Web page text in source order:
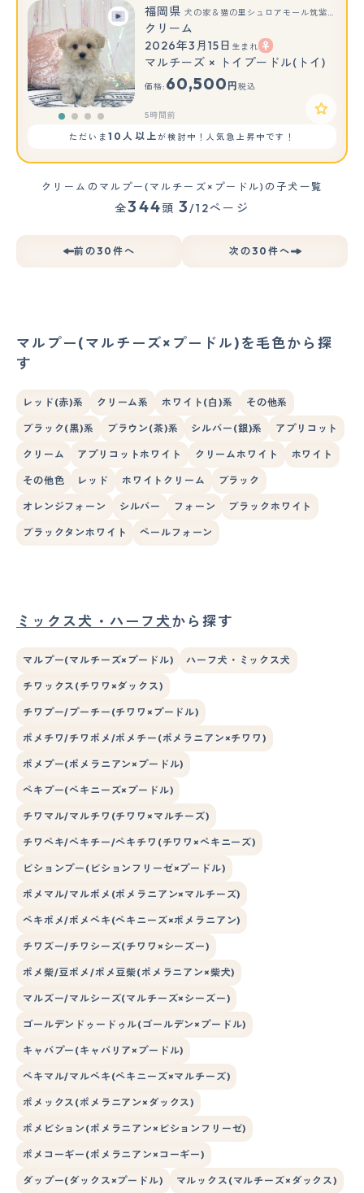
福岡県 犬の家＆猫の里シュロアモール筑紫野店
クリーム
2026年3月15日 生まれ
マルチーズ × トイプードル(トイ)
価格: 60,500 円 税込
5時間前
ただいま10人以上が検討中！人気急上昇中です！
クリームのマルプー(マルチーズ×プードル)の子犬一覧
全344頭 3/12ページ
前の30件へ 次の30件へ
マルプー(マルチーズ×プードル)を毛色から探
す
レッド(赤)系 クリーム系 ホワイト(白)系 その他系
ブラック(黒)系 ブラウン(茶)系 シルバー(銀)系 アプリコット
クリーム アプリコットホワイト クリームホワイト ホワイト
その他色 レッド ホワイトクリーム ブラック
オレンジフォーン シルバー フォーン ブラックホワイト
ブラックタンホワイト ペールフォーン
ミックス犬・ハーフ犬から探す
マルプー(マルチーズ×プードル) ハーフ犬・ミックス犬
チワックス(チワワ×ダックス)
チワプー/プーチー(チワワ×プードル)
ポメチワ/チワポメ/ポメチー(ポメラニアン×チワワ)
ポメプー(ポメラニアン×プードル)
ペキプー(ペキニーズ×プードル)
チワマル/マルチワ(チワワ×マルチーズ)
チワペキ/ペキチー/ペキチワ(チワワ×ペキニーズ)
ビションプー(ビションフリーゼ×プードル)
ポメマル/マルポメ(ポメラニアン×マルチーズ)
ペキポメ/ポメペキ(ペキニーズ×ポメラニアン)
チワズー/チワシーズ(チワワ×シーズー)
ポメ柴/豆ポメ/ポメ豆柴(ポメラニアン×柴犬)
マルズー/マルシーズ(マルチーズ×シーズー)
ゴールデンドゥードゥル(ゴールデン×プードル)
キャバプー(キャバリア×プードル)
ペキマル/マルペキ(ペキニーズ×マルチーズ)
ポメックス(ポメラニアン×ダックス)
ポメビション(ポメラニアン×ビションフリーゼ)
ポメコーギー(ポメラニアン×コーギー)
ダップー(ダックス×プードル) マルックス(マルチーズ×ダックス)